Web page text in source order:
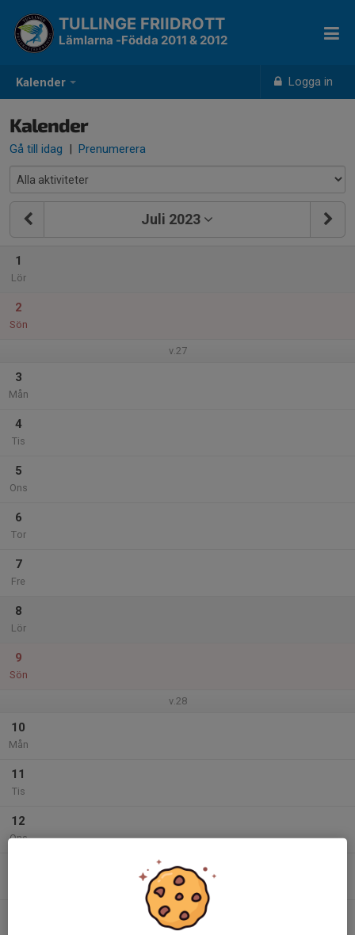
Kalender Logga in
TULLINGE FRIIDROTT
Lämlarna -Födda 2011 & 2012
Kalender
Gå till idag | Prenumerera
Juli 2023
1
Lör
2
Sön
v.27
3
Mån
4
Tis
5
Ons
6
Tor
7
Fre
8
Lör
9
Sön
v.28
10
Mån
11
Tis
12
Ons